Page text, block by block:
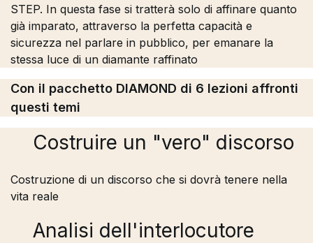
STEP. In questa fase si tratterà solo di affinare quanto
già imparato, attraverso la perfetta capacità e
sicurezza nel parlare in pubblico, per emanare la
stessa luce di un diamante raffinato
Con il pacchetto DIAMOND di 6 lezioni affronti
questi temi
Costruire un "vero" discorso
Costruzione di un discorso che si dovrà tenere nella
vita reale
Analisi dell'interlocutore